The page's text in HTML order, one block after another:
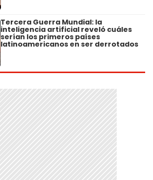
Tercera Guerra Mundial: la
inteligencia artificial reveló cuáles
serían los primeros países
latinoamericanos en ser derrotados